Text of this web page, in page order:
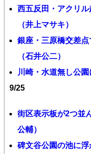
西五反田・アクリ
（井上マサキ）
銀座・三原橋交差
（石井公二）
川崎・水道無し公園
9/25
街区表示板が2つ並
公輔）
碑文谷公園の池に